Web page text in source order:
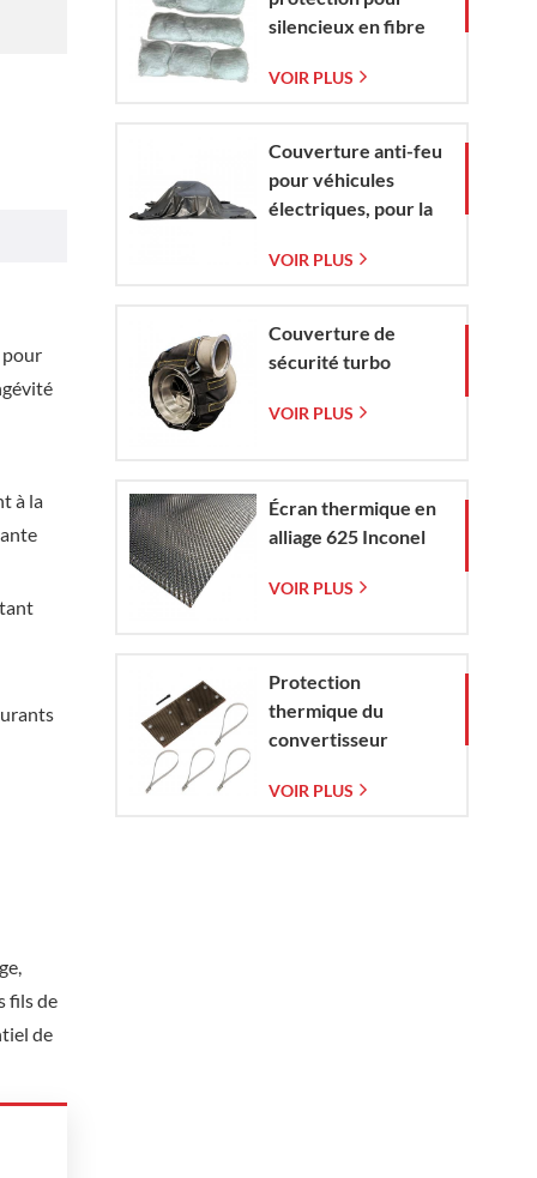
pour
à la
fils de
de
silencieux en fibre
maille de verre
VOIR PLUS
Couverture anti-feu
pour véhicules
électriques, pour la
les incendies de
électriques et de
voitures en situation
VOIR PLUS
Couverture de
sécurité turbo
VOIR PLUS
Écran thermique en
alliage 625 Inconel
VOIR PLUS
Protection
thermique du
convertisseur
Corvette C7 (2014-
VOIR PLUS